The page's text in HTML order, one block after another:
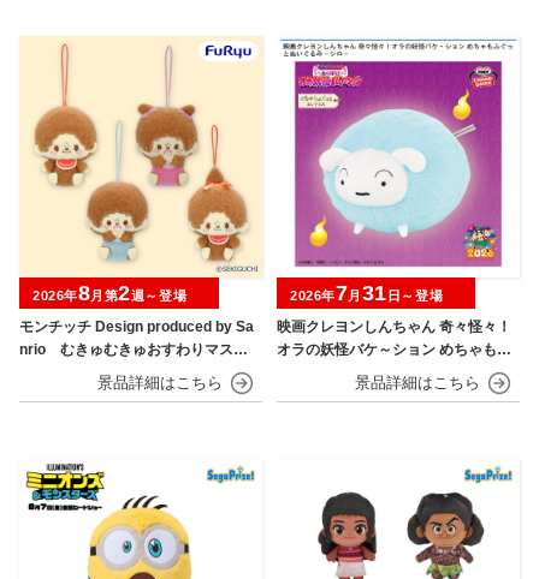
モンチッチ Design produced by Sa
nrio むきゅむきゅおすわりマスコ
2026年8月第2週～登場
映画クレヨンしんちゃん 奇々怪々！
オラの妖怪バケ～ション めちゃもふ
ぐっとぬいぐるみ シロ
2026年7月 31 日～登場